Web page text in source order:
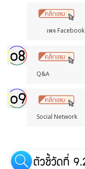
เพจ Facebook
Q&A
Social Network